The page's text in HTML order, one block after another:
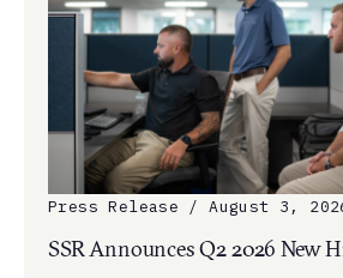
Press Release / August 3,
SSR Announces Q2 2026 New